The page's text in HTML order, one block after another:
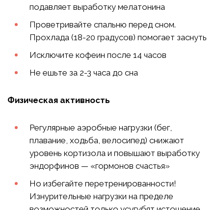
подавляет выработку мелатонина
Проветривайте спальню перед сном.
Прохлада (18-20 градусов) помогает заснуть
Исключите кофеин после 14 часов
Не ешьте за 2-3 часа до сна
Физическая активность
Регулярные аэробные нагрузки (бег,
плавание, ходьба, велосипед) снижают
уровень кортизола и повышают выработку
эндорфинов — «гормонов счастья»
Но избегайте перетренированности!
Изнурительные нагрузки на пределе